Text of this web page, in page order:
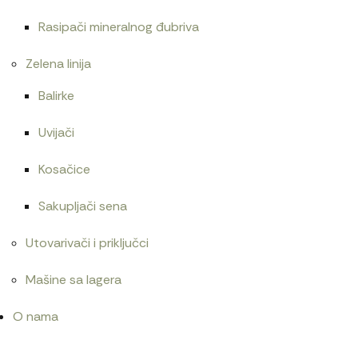
Rasipači mineralnog đubriva
Zelena linija
Balirke
Uvijači
Kosačice
Sakupljači sena
Utovarivači i priključci
Mašine sa lagera
O nama